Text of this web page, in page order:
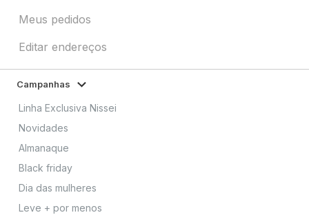
Meus pedidos
Editar endereços
Campanhas
Linha Exclusiva Nissei
Novidades
Almanaque
Black friday
Dia das mulheres
Leve + por menos